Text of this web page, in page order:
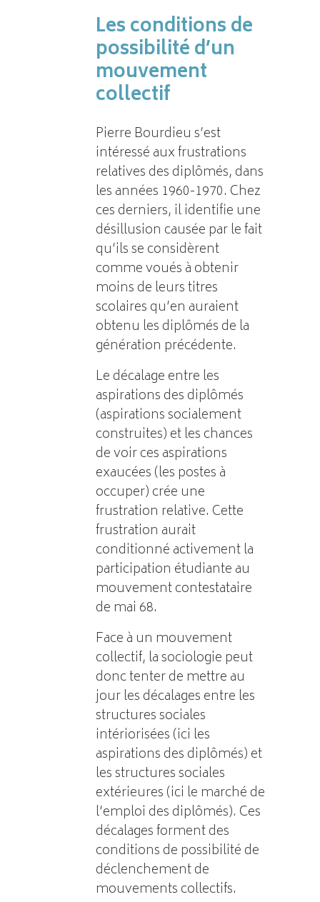
Les conditions de
possibilité d’un
mouvement
collectif
Pierre Bourdieu s’est
intéressé aux frustrations
relatives des diplômés, dans
les années 1960-1970. Chez
ces derniers, il identifie une
désillusion causée par le fait
qu’ils se considèrent
comme voués à obtenir
moins de leurs titres
scolaires qu’en auraient
obtenu les diplômés de la
génération précédente.
Le décalage entre les
aspirations des diplômés
(aspirations socialement
construites) et les chances
de voir ces aspirations
exaucées (les postes à
occuper) crée une
frustration relative. Cette
frustration aurait
conditionné activement la
participation étudiante au
mouvement contestataire
de mai 68.
Face à un mouvement
collectif, la sociologie peut
donc tenter de mettre au
jour les décalages entre les
structures sociales
intériorisées (ici les
aspirations des diplômés) et
les structures sociales
extérieures (ici le marché de
l’emploi des diplômés). Ces
décalages forment des
conditions de possibilité de
déclenchement de
mouvements collectifs.